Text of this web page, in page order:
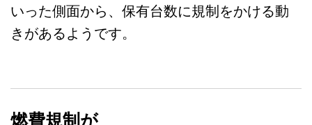
いった側面から、保有台数に規制をかける動
きがあるようです。